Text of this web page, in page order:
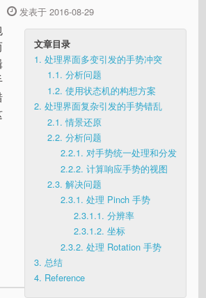
发表于 2016-08-29
文章目录
1. 处理界面多变引发的手势冲突
1.1. 分析问题
1.2. 使用状态机的构想方案
2. 处理界面复杂引发的手势错乱
2.1. 情景还原
2.2. 分析问题
2.2.1. 对手势统一处理和分发
2.2.2. 计算响应手势的视图
2.3. 解决问题
2.3.1. 处理 Pinch 手势
2.3.1.1. 分辨率
2.3.1.2. 坐标
2.3.2. 处理 Rotation 手势
3. 总结
4. Reference